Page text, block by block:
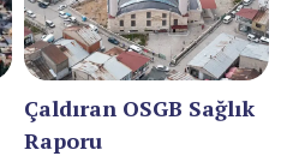
Çaldıran OSGB Sağlık
Raporu